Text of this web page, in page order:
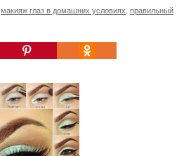
макияж глаз в домашних условиях правильный